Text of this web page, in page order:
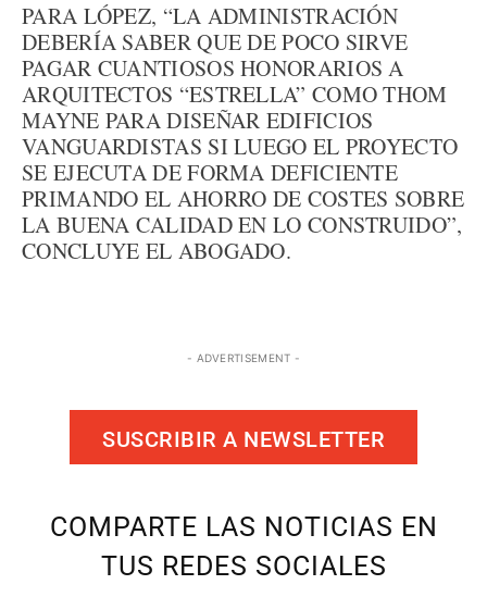
PARA LÓPEZ, “LA ADMINISTRACIÓN
DEBERÍA SABER QUE DE POCO SIRVE
PAGAR CUANTIOSOS HONORARIOS A
ARQUITECTOS “ESTRELLA” COMO THOM
MAYNE PARA DISEÑAR EDIFICIOS
VANGUARDISTAS SI LUEGO EL PROYECTO
SE EJECUTA DE FORMA DEFICIENTE
PRIMANDO EL AHORRO DE COSTES SOBRE
LA BUENA CALIDAD EN LO CONSTRUIDO”,
CONCLUYE EL ABOGADO.
- ADVERTISEMENT -
SUSCRIBIR A NEWSLETTER
COMPARTE LAS NOTICIAS EN
TUS REDES SOCIALES